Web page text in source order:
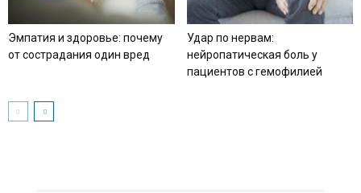
Эмпатия и здоровье: почему
от сострадания один вред
Удар по нервам:
нейропатическая боль у
пациентов с гемофилией